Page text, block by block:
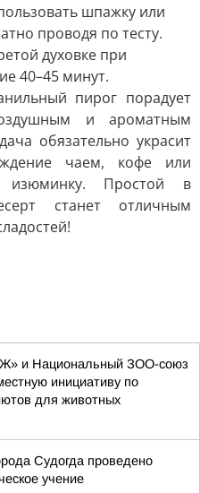
шпажку или
проводя по тесту.
духовке при
40–45 минут.
пирог порадует
и ароматным
обязательно украсит
чаем, кофе или
Простой в
станет отличным
и Национальный ЗОО-союз
инициативу по
для животных
Судогда проведено
учение